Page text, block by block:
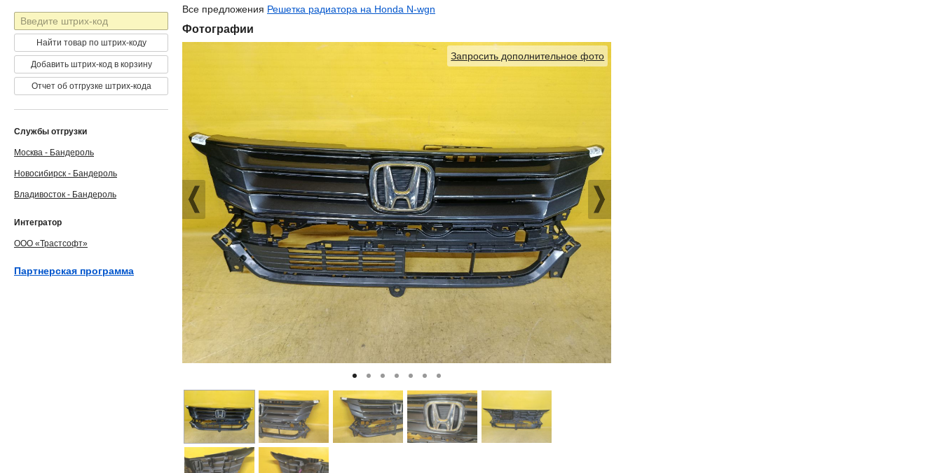
Все предложения Решетка радиатора на Honda N-wgn
Фотографии
Запросить дополнительное фото
Штрих-
код
Найти товар по штрих-коду
Добавить штрих-код в корзину
Отчет об отгрузке штрих-кода
Службы отгрузки
Москва - Бандероль
Новосибирск - Бандероль
Владивосток - Бандероль
Интегратор
ООО «Трастсофт»
Партнерская программа